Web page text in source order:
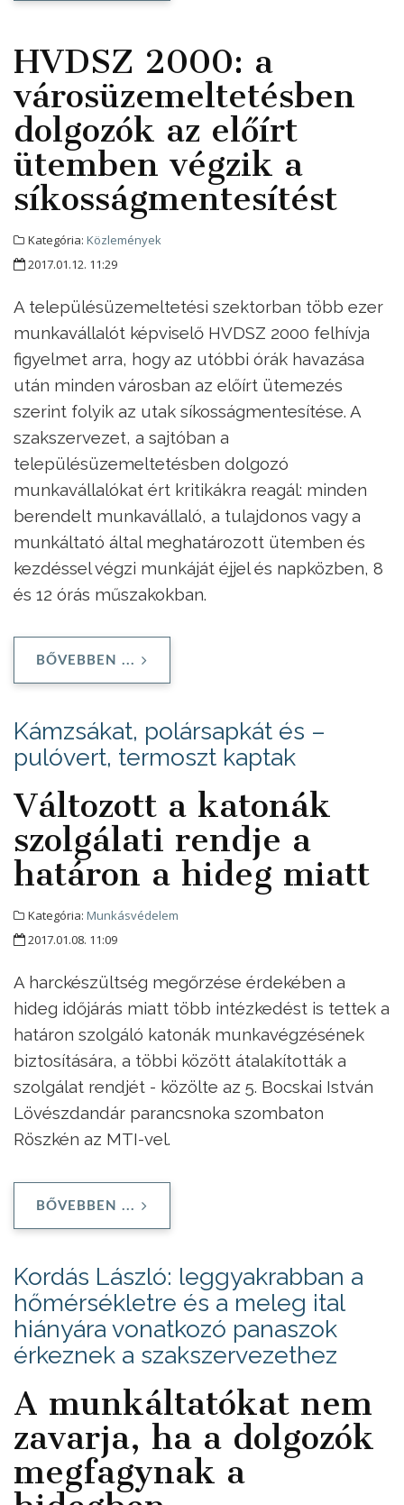
HVDSZ 2000: a
városüzemeltetésben
dolgozók az előírt
ütemben végzik a
síkosságmentesítést
Kategória: Közlemények
2017.01.12. 11:29
A településüzemeltetési szektorban több ezer
munkavállalót képviselő HVDSZ 2000 felhívja
figyelmet arra, hogy az utóbbi órák havazása
után minden városban az előírt ütemezés
szerint folyik az utak síkosságmentesítése. A
szakszervezet, a sajtóban a
településüzemeltetésben dolgozó
munkavállalókat ért kritikákra reagál: minden
berendelt munkavállaló, a tulajdonos vagy a
munkáltató által meghatározott ütemben és
kezdéssel végzi munkáját éjjel és napközben, 8
és 12 órás műszakokban.
BŐVEBBEN ...
Kámzsákat, polársapkát és –
pulóvert, termoszt kaptak
Változott a katonák
szolgálati rendje a
határon a hideg miatt
Kategória: Munkásvédelem
2017.01.08. 11:09
A harckészültség megőrzése érdekében a
hideg időjárás miatt több intézkedést is tettek a
határon szolgáló katonák munkavégzésének
biztosítására, a többi között átalakították a
szolgálat rendjét - közölte az 5. Bocskai István
Lövészdandár parancsnoka szombaton
Röszkén az MTI-vel.
BŐVEBBEN ...
Kordás László: leggyakrabban a
hőmérsékletre és a meleg ital
hiányára vonatkozó panaszok
érkeznek a szakszervezethez
A munkáltatókat nem
zavarja, ha a dolgozók
megfagynak a